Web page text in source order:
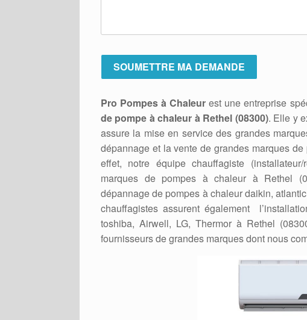
Pro Pompes à Chaleur est une entreprise
de pompe à chaleur à Rethel (08300). Elle y
assure la mise en service des grandes
dépannage et la vente de grandes marques
effet, notre équipe chauffagiste
marques de pompes à chaleur à Rethel
dépannage de pompes à chaleur daikin,
chauffagistes assurent également
toshiba, Airwell, LG, Thermor à Rethel
fournisseurs de grandes marques dont nous